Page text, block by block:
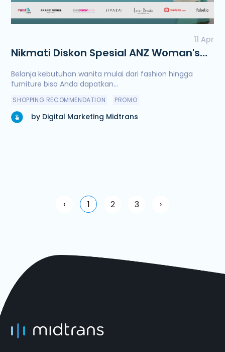
11 Apr
Nikmati Diskon Spesial ANZ Woman's
Week pada 8-14 April 2016
Belanja kebutuhan wanita mulai dari fashion hingga
furniture bisa Anda dapatkan...
SHOPPING RECOMMENDATION PROMO
by Digital Marketing Midtrans
‹ 1 2 3 ›